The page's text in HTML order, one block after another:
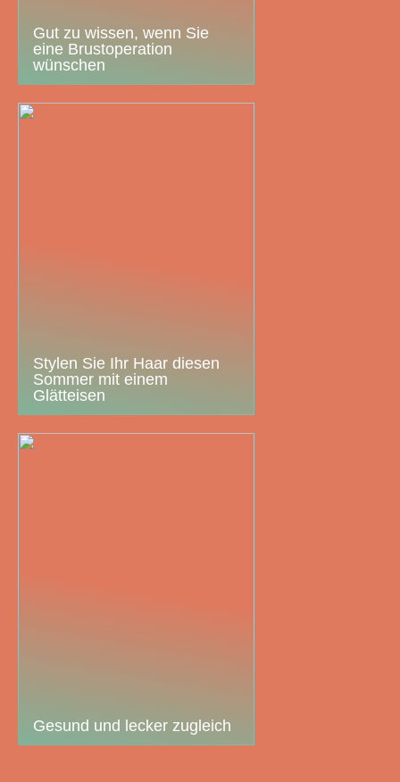
Gut zu wissen, wenn Sie
eine Brustoperation
wünschen
Stylen Sie Ihr Haar diesen
Sommer mit einem
Glätteisen
Gesund und lecker zugleich